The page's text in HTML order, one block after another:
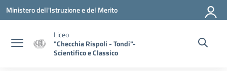
Vai ai contenuti
Vai al menu di navigazione
Vai al footer
Ministero dell'Istruzione e del Merito
Liceo
"Checchia Rispoli - Tondi"-
Scientifico e Classico